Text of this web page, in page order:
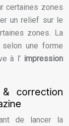
certaines zones
un relief sur le
zones. La
une forme
à l’ impression
correction
de lancer la